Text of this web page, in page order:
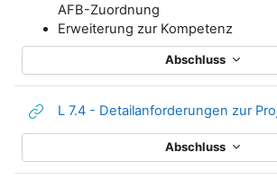
Abschluss
AFB-Zuordnung
Erweiterung zur Kompetenz
L 7.4 - Detailanforderungen zur
Abschluss